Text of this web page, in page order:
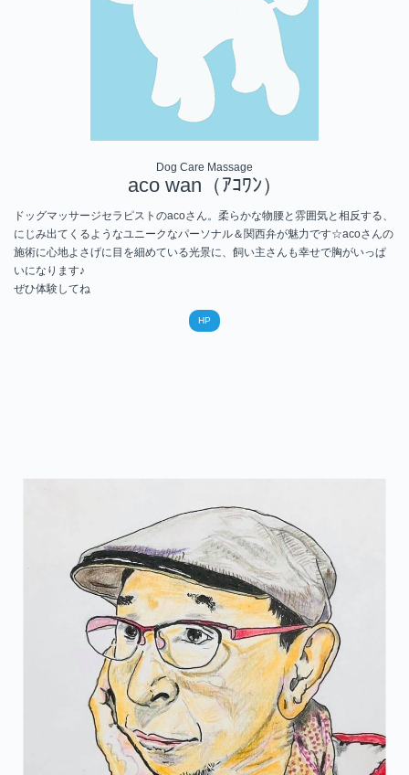
Dog Care Massage
aco wan（ｱｺﾜﾝ）
ドッグマッサージセラピストのacoさん。柔らかな物腰と雰囲気と相反する、
にじみ出てくるようなユニークなパーソナル＆関西弁が魅力です☆acoさんの
施術に心地よさげに目を細めている光景に、飼い主さんも幸せで胸がいっぱ
いになります♪
ぜひ体験してね
HP